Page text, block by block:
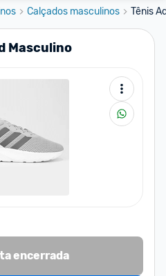
Calçados masculinos Tênis
Masculino
encerrada